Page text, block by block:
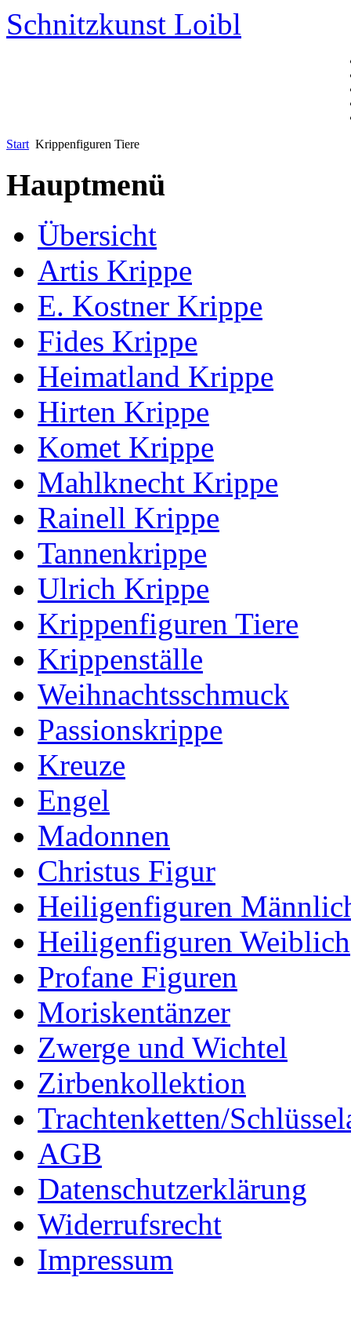
Schnitzkunst Loibl
Start Krippenfiguren Tiere
Hauptmenü
Übersicht
Artis Krippe
E. Kostner Krippe
Fides Krippe
Heimatland Krippe
Hirten Krippe
Komet Krippe
Mahlknecht Krippe
Rainell Krippe
Tannenkrippe
Ulrich Krippe
Krippenfiguren Tiere
Krippenställe
Weihnachtsschmuck
Passionskrippe
Kreuze
Engel
Madonnen
Christus Figur
Heiligenfiguren
Heiligenfiguren Weiblich
Profane Figuren
Moriskentänzer
Zwerge und Wichtel
Zirbenkollektion
Trachtenketten/
AGB
Datenschutzerklärung
Widerrufsrecht
Impressum